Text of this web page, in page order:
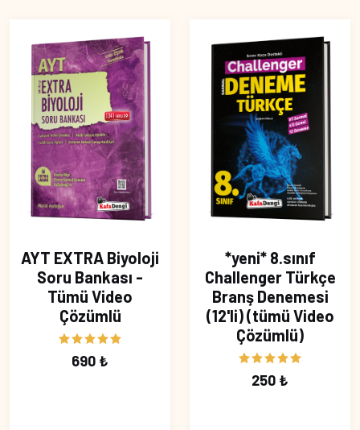
AYT EXTRA Biyoloji
Soru Bankası -
Tümü Video
Çözümlü
690 ₺
*yeni* 8.sınıf
Challenger Türkçe
Branş Denemesi
(12'li) (tümü Video
Çözümlü)
250 ₺